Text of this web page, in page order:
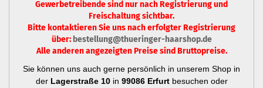
Gewerbetreibende sind nurnach Registrierungund
Freischaltung sichtbar.
Bitte kontaktieren Sie uns nach erfolgter Registrierung
über: bestellung@thueringer-haarshop.de
Alle anderen angezeigten Preise sind Bruttopreise.
Sie können uns auch gerne persönlich in unserem Shop in
der Lagerstraße 10in 99086 Erfurtbesuchen oder